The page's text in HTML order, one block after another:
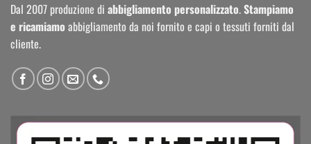
Dal 2007 produzione di abbigliamento personalizzato.Stampiamo
e ricamiamo abbigliamento da noi fornito e capi o tessuti forniti dal
cliente.